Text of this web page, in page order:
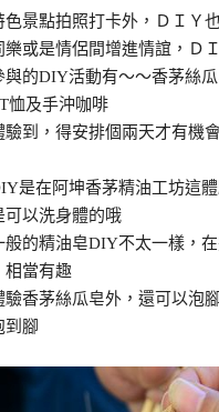
色景點拍照打卡外，ＤＩＹ
樂或是情侶間增進情誼，Ｄ
與的DIY活動有～～香茅絲
恤及手沖咖啡
驗到，得安排個兩天才有機
是在阿坤香茅精油工坊這
可以洗身體的哦
般的精油皂DIY不太一樣，
相當有趣
驗香茅絲瓜皂外，還可以泡
到腳